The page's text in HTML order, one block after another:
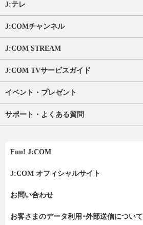
J:テレ
J:COMチャンネル
J:COM STREAM
J:COM TVサービスガイド
イベント・プレゼント
サポート・よくある質問
Fun! J:COM
J:COM オフィシャルサイト
お問い合わせ
お客さまのデータ利用･外部送信について